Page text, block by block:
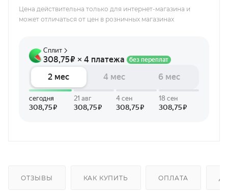
Цена действительна только для интернет-магазина и
может отличаться от цен в розничных магазинах
ОТЗЫВЫ КАК КУПИТЬ ОПЛАТА